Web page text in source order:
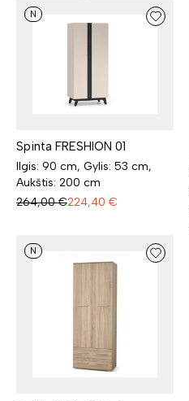
N
Spinta FRESHION 01
Ilgis: 90 cm, Gylis: 53 cm,
Aukštis: 200 cm
264,00 €224,40 €
N